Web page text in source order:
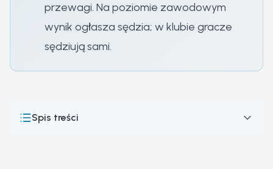
przewagi. Na poziomie zawodowym
wynik ogłasza sędzia; w klubie gracze
sędziują sami.
Spis treści